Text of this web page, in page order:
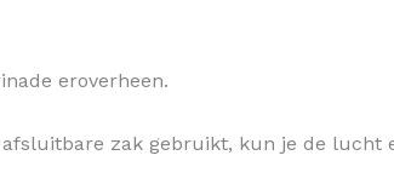
eroverheen.
zak gebruikt, kun je de